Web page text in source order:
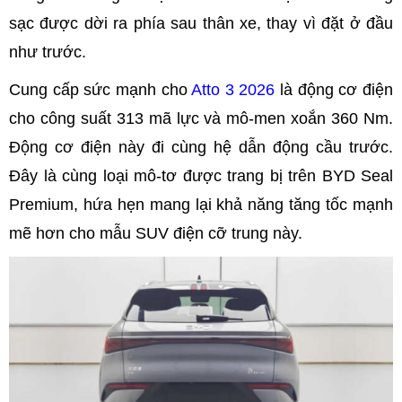
sạc được dời ra phía sau thân xe, thay vì đặt ở đầu
như trước.
Cung cấp sức mạnh choAtto 3 2026 là động cơ điện
cho công suất 313 mã lực và mô-men xoắn 360 Nm.
Động cơ điện này đi cùng hệ dẫn động cầu trước.
Đây là cùng loại mô-tơ được trang bị trên BYD Seal
Premium, hứa hẹn mang lại khả năng tăng tốc mạnh
mẽ hơn cho mẫu SUV điện cỡ trung này.